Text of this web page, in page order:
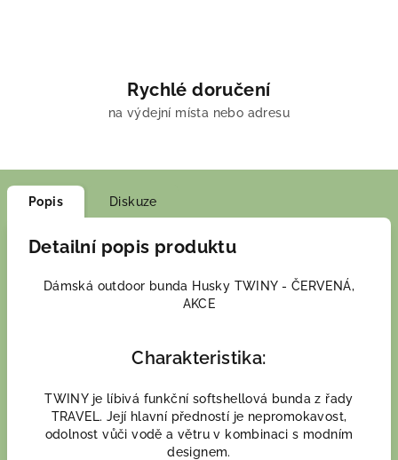
Rychlé doručení
na výdejní místa nebo adresu
Popis Diskuze
Detailní popis produktu
Dámská outdoor bunda Husky TWINY - ČERVENÁ,
AKCE
Charakteristika:
TWINY je líbivá funkční softshellová bunda z řady
TRAVEL. Její hlavní předností je nepromokavost,
odolnost vůči vodě a větru v kombinaci s modním
designem.